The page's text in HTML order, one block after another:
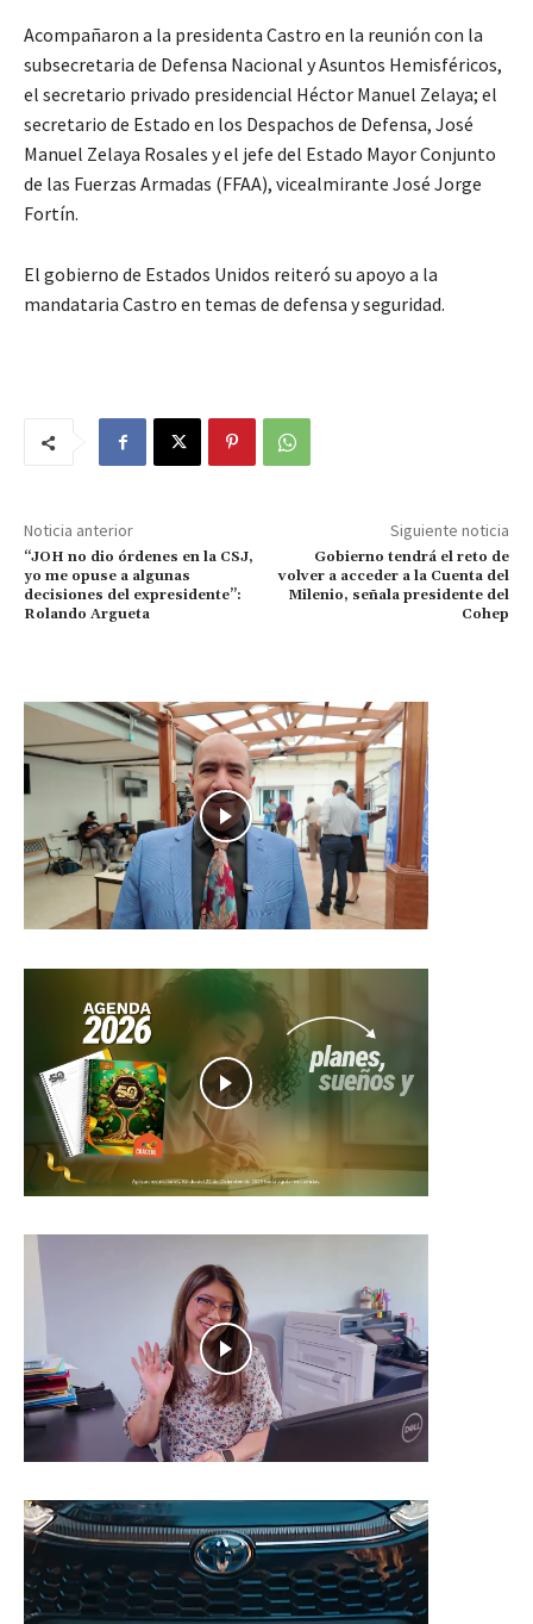
Acompañaron a la presidenta Castro en la reunión con la
subsecretaria de Defensa Nacional y Asuntos Hemisféricos,
el secretario privado presidencial Héctor Manuel Zelaya; el
secretario de Estado en los Despachos de Defensa, José
Manuel Zelaya Rosales y el jefe del Estado Mayor Conjunto
de las Fuerzas Armadas (FFAA), vicealmirante José Jorge
Fortín.
El gobierno de Estados Unidos reiteró su apoyo a la
mandataria Castro en temas de defensa y seguridad.
Noticia anterior
“JOH no dio órdenes en la CSJ,
yo me opuse a algunas
decisiones del expresidente”:
Rolando Argueta
Siguiente noticia
Gobierno tendrá el reto de
volver a acceder a la Cuenta del
Milenio, señala presidente del
Cohep